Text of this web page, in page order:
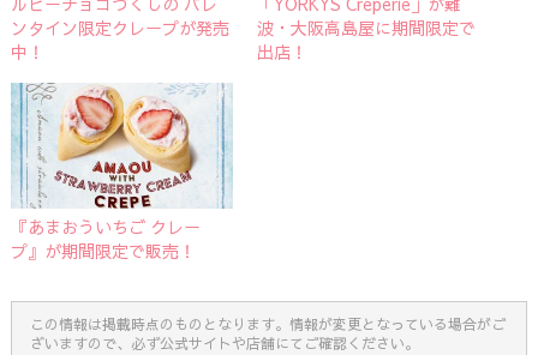
ンタイン限定クレープが発売
中！
波・大阪高島屋に期間限定で
出店！
『あまおういちご クレー
プ』が期間限定で販売！
この情報は掲載時点のものとなります。情報が変更となっている場合がご
ざいますので、必ず公式サイトや店舗にてご確認ください。